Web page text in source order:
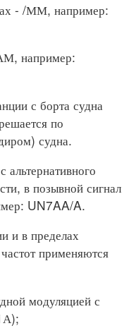
- /ММ, например:
например:
с борта судна
по
судна.
в позывной сигнал
UN7AA/A.
и в пределах
применяются
модуляцией с